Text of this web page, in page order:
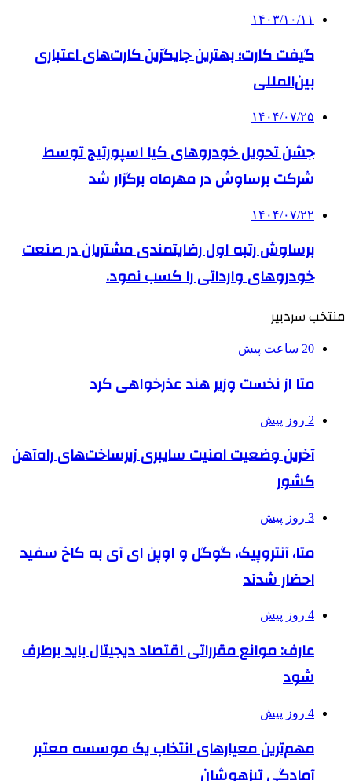
۱۴۰۳/۱۰/۱۱
گیفت کارت؛ بهترین جایگزین کارت‌های اعتباری
بین‌المللی
۱۴۰۴/۰۷/۲۵
جشن تحویل خودروهای کیا اسپورتیج توسط
شرکت برساوش در مهرماه برگزار شد
۱۴۰۴/۰۷/۲۲
برساوش رتبه اول رضایتمندی مشتریان در صنعت
خودروهای وارداتی را کسب نمود.
منتخب سردبیر
20 ساعت پیش
متا از نخست وزیر هند عذرخواهی کرد
2 روز پیش
آخرین وضعیت امنیت سایبری زیرساخت‌های راه‌آهن
کشور
3 روز پیش
متا، آنتروپیک، گوگل و اوپن ای آی به کاخ سفید
احضار شدند
4 روز پیش
عارف: موانع مقرراتی اقتصاد دیجیتال باید برطرف
شود
4 روز پیش
مهم‌ترین معیارهای انتخاب یک موسسه معتبر
آمادگی تیزهوشان